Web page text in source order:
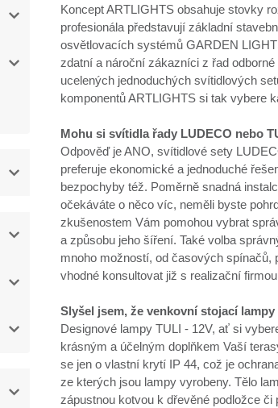
Koncept ARTLIGHTS obsahuje stovky
profesionála představují základní
osvětlovacích systémů GARDEN
zdatní a nároční zákazníci z řad
ucelených jednoduchých svítidlových
komponentů ARTLIGHTS si tak vybere
Mohu si svítidla řady LUDECO nebo
Odpověď je ANO, svítidlové sety
preferuje ekonomické a jednoduché
bezpochyby též. Poměrně snadná
očekáváte o něco víc, neměli byste
zkušenostem Vám pomohou vybrat
a způsobu jeho šíření. Také volba
mnoho možností, od časových spínačů,
vhodné konsultovat již s realizační
Slyšel jsem, že venkovní stojací
Designové lampy TULI - 12V, ať si
krásným a účelným doplňkem Vaší
se jen o vlastní krytí IP 44, což je
ze kterých jsou lampy vyrobeny. Tělo
zápustnou kotvou k dřevěné podložce